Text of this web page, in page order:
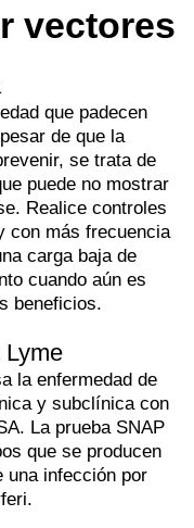
vectores
que padecen
de que la
se trata de
puede no mostrar
Realice controles
con más frecuencia
carga baja de
cuando aún es
beneficios.
Lyme
la enfermedad de
y subclínica con
La prueba SNAP
que se producen
una infección por